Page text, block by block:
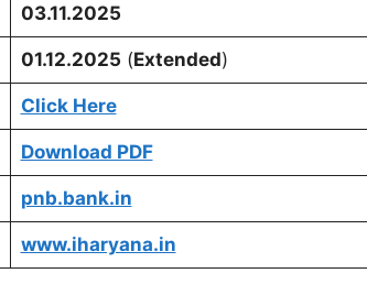
03.11.2025
01.12.2025 (Extended)
Click Here
Download PDF
pnb.bank.in
www.iharyana.in